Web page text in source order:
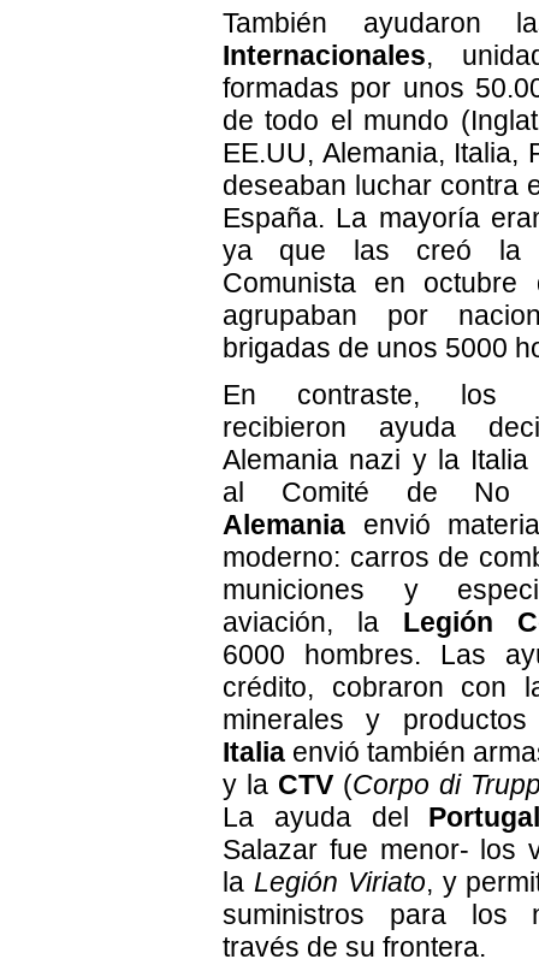
También ayudaron
Internacionales,
formadas por unos
de todo el mundo
EE.UU, Alemania, Italia,
deseaban luchar contra
España. La mayoría
ya que las creó la
Comunista en
agrupaban por
brigadas de unos 5000
En contraste, los
recibieron ayuda
Alemania nazi y la Italia
al Comité de No
Alemania envió
moderno: carros de
municiones y
aviación, la Legión
6000 hombres. Las
crédito, cobraron con
minerales y productos
Italia envió también
y la CTV (Corpo di
La ayuda del
Salazar fue menor- los
la Legión Viriato, y
suministros para los
través de su frontera.